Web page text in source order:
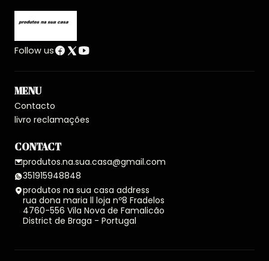
Follow us
MENU
Contacto
livro reclamações
CONTACT
produtos.na.sua.casa@gmail.com
351915948848
produtos na sua casa address
rua dona maria ll loja nº8 Fradelos
4760-556 Vila Nova de Famalicão
District de Braga - Portugal